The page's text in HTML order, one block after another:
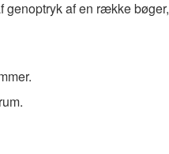
genoptryk af en række bøger,